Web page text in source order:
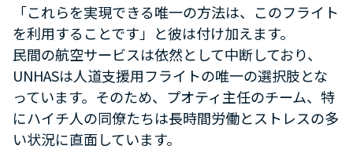
「これらを実現できる唯一の方法は、このフライト
を利用することです」と彼は付け加えます。
民間の航空サービスは依然として中断しており、
UNHASは人道支援用フライトの唯一の選択肢とな
っています。そのため、プオティ主任のチーム、特
にハイチ人の同僚たちは長時間労働とストレスの多
い状況に直面しています。